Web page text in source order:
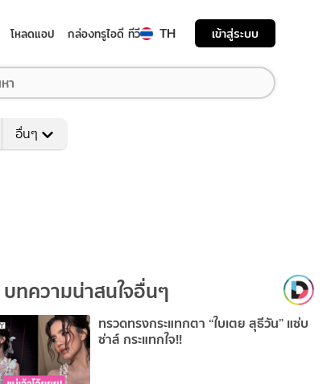
โหลดแอป กล่องทรูไอดี ทีวี TH เข้าสู่ระบบ
อื่นๆ
บทความน่าสนใจอื่นๆ
ทรวดทรงกระแทกตา “ใบเตย สุธีวัน” แซ่บ
ซ่าส์ กระแทกใจ!!